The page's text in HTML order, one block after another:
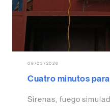
09/03/2026
Cuatro minutos
Sirenas, fuego